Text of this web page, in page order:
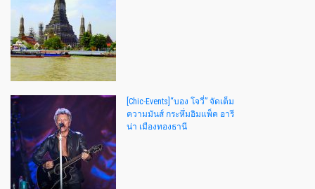
[Chic-Events]“บอง โจวี่” จัดเต็ม
ความมันส์ กระหึ่มอิมแพ็ค อารี
น่า เมืองทองธานี